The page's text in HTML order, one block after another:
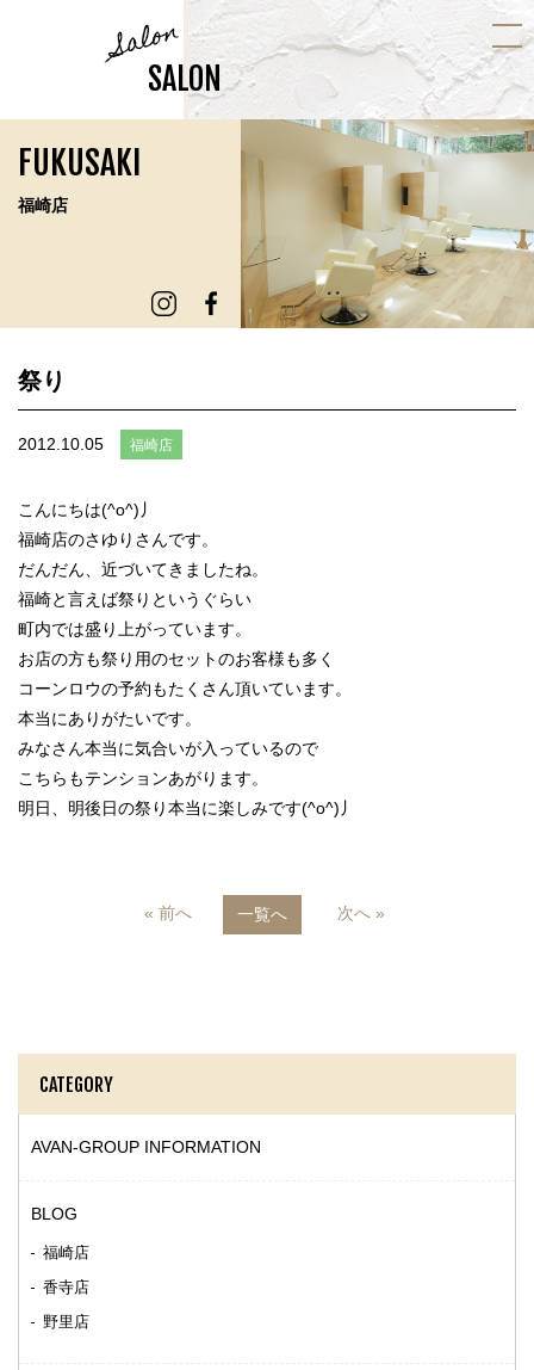
Salon
SALON
FUKUSAKI
福崎店
祭り
2012.10.05 福崎店
こんにちは(^o^)丿
福崎店のさゆりさんです。
だんだん、近づいてきましたね。
福崎と言えば祭りというぐらい
町内では盛り上がっています。
お店の方も祭り用のセットのお客様も多く
コーンロウの予約もたくさん頂いています。
本当にありがたいです。
みなさん本当に気合いが入っているので
こちらもテンションあがります。
明日、明後日の祭り本当に楽しみです(^o^)丿
« 前へ 一覧へ 次へ »
CATEGORY
AVAN-GROUP INFORMATION
BLOG
福崎店
香寺店
野里店